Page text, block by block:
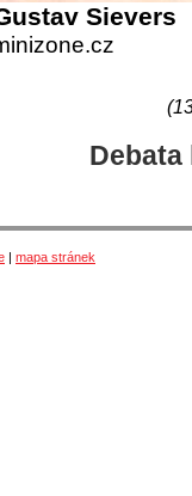
Sievers
Debata
mapa stránek